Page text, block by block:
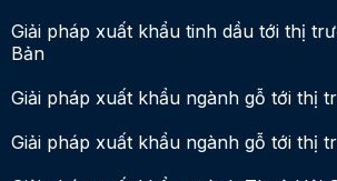
Giải pháp xuất khẩu tinh dầu tới thị
Bản
Giải pháp xuất khẩu ngành gỗ tới thị
Giải pháp xuất khẩu ngành gỗ tới thị